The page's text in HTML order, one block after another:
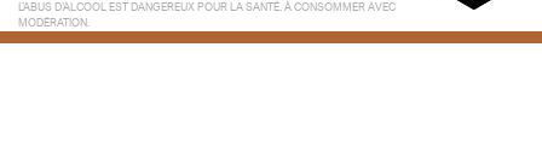
L’ABUS D’ALCOOL EST DANGEREUX POUR LA SANTÉ. À CONSOMMER AVEC
MODÉRATION.